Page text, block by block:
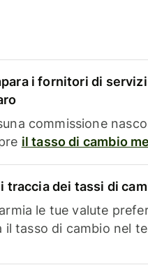
i fornitori di
commissione
il tasso di cambio
traccia dei tassi di
le tue valute
il tasso di cambio nel